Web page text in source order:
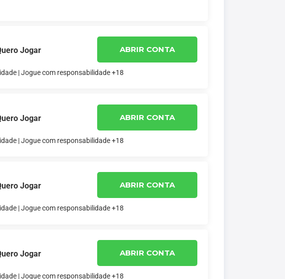
Jogar ABRIR CONTA
| Jogue com responsabilidade +18
Jogar ABRIR CONTA
| Jogue com responsabilidade +18
Jogar ABRIR CONTA
| Jogue com responsabilidade +18
Jogar ABRIR CONTA
| Jogue com responsabilidade +18